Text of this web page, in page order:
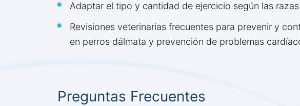
Adaptar el tipo y cantidad de ejercicio según las
Revisiones veterinarias frecuentes para prevenir y
en perros dálmata y prevención de problemas
Preguntas Frecuentes